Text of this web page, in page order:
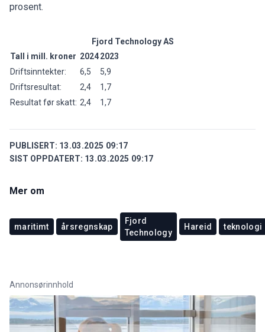
prosent.
Fjord Technology AS
Tall i mill. kroner 20242023
Driftsinntekter:
6,5
5,9
Driftsresultat:
2,4
1,7
Resultat før skatt: 2,4 1,7
PUBLISERT: 13.03.2025 09:17
SIST OPPDATERT: 13.03.2025 09:17
Mer om
maritimt årsregnskap
Fjord
Technology
Hareid teknologi
Annonsørinnhold